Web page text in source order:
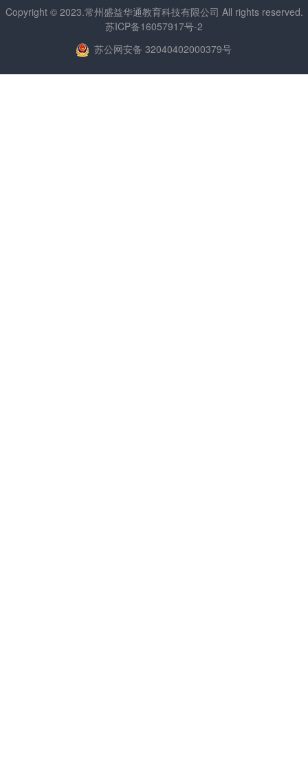
Copyright © 2023.常州盛益华通教育科技有限公司 All rights reserved.
苏ICP备16057917号-2
苏公网安备 32040402000379号